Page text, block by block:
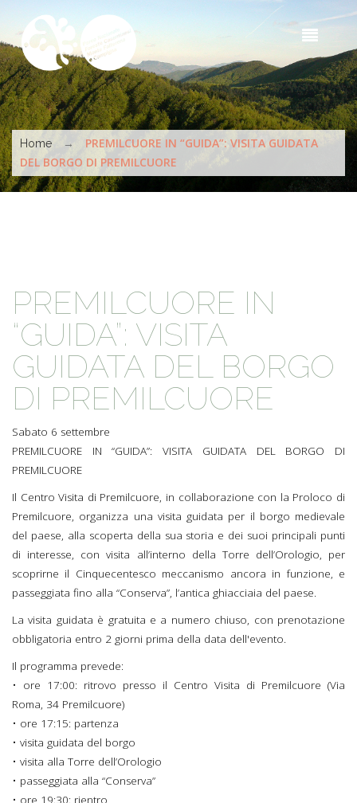
Tu sei qui
Home →
PREMILCUORE IN “GUIDA”: VISITA GUIDATA
DEL BORGO DI PREMILCUORE
PREMILCUORE IN
“GUIDA”: VISITA
GUIDATA DEL BORGO
DI PREMILCUORE
Sabato 6 settembre
PREMILCUORE IN “GUIDA”: VISITA GUIDATA DEL BORGO DI
PREMILCUORE
Il Centro Visita di Premilcuore, in collaborazione con la Proloco di
Premilcuore, organizza una visita guidata per il borgo medievale
del paese, alla scoperta della sua storia e dei suoi principali punti
di interesse, con visita all’interno della Torre dell’Orologio, per
scoprirne il Cinquecentesco meccanismo ancora in funzione, e
passeggiata fino alla “Conserva”, l’antica ghiacciaia del paese.
La visita guidata è gratuita e a numero chiuso, con prenotazione
obbligatoria entro 2 giorni prima della data dell'evento.
Il programma prevede:
• ore 17:00: ritrovo presso il Centro Visita di Premilcuore (Via
Roma, 34 Premilcuore)
• ore 17:15: partenza
• visita guidata del borgo
• visita alla Torre dell’Orologio
• passeggiata alla “Conserva”
• ore 19:30: rientro